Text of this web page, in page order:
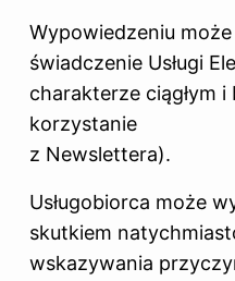
Wypowiedzeniu
świadczenie Usługi
charakterze ciągłym
korzystanie
z Newslettera).
Usługobiorca może
skutkiem
wskazywania